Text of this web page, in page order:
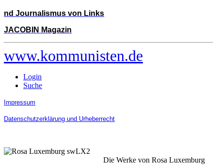
nd Journalismus von Links
JACOBIN Magazin
www.kommunisten.de
Login
Suche
Impressum
Datenschutzerklärung und Urheberrecht
Die Werke von Rosa Luxemburg